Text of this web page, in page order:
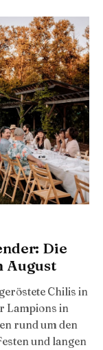
Die
August
Chilis in
Lampions in
rund um den
und langen